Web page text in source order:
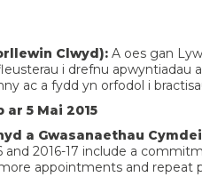
Clwyd): A oes gan
i drefnu apwyntiadau
ac a fydd yn orfodol i
5 Mai 2015
a Gwasanaethau
and 2016-17 include a
appointments and repeat